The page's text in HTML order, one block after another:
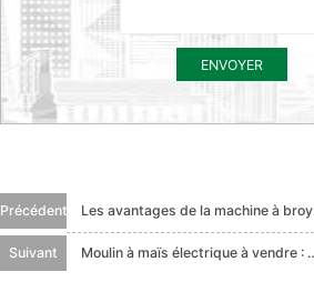
ENVOYER
Précédent Les avantages de la machine à broyer le maïs électrique - Un outil indispensable pour les agriculteu
Suivant Moulin à maïs électrique à vendre : China Win Tone Machinery prend les devants